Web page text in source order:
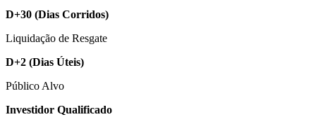
D+30 (Dias Corridos)
Liquidação de Resgate
D+2 (Dias Úteis)
Público Alvo
Investidor Qualificado